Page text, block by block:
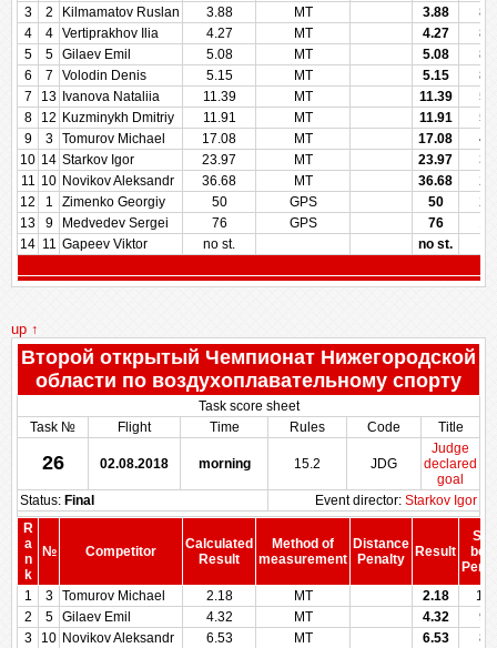
3
2 Kilmamatov Ruslan 3.88 MT 3.88
4
4 Vertiprakhov Ilia 4.27 MT 4.27
5
5 Gilaev Emil 5.08 MT 5.08
6
7 Volodin Denis 5.15 MT 5.15
7
13 Ivanova Nataliia 11.39 MT 11.39
8
12 Kuzminykh Dmitriy 11.91 MT 11.91
9
3 Tomurov Michael 17.08 MT 17.08
10 14 Starkov Igor 23.97 MT 23.97
11 10 Novikov Aleksandr 36.68 MT 36.68
12
1 Zimenko Georgiy 50 GPS 50
13
9 Medvedev Sergei 76 GPS 76
14 11 Gapeev Viktor no st. no st.
up ↑
Второй открытый Чемпионат Нижегородской
области по воздухоплавательному спорту
Task score sheet
Task №
Flight Time Rules Code Title
26 02.08.2018 morning 15.2 JDG
Judge
declared
goal
Status: Final Event director: Starkov Igor
R
a
n
k
№ Competitor
Calculated
Result
Method of
measurement
Distance
Penalty
Result
1
3 Tomurov Michael 2.18 MT 2.18
2
5 Gilaev Emil 4.32 MT 4.32
3
10 Novikov Aleksandr 6.53 MT 6.53